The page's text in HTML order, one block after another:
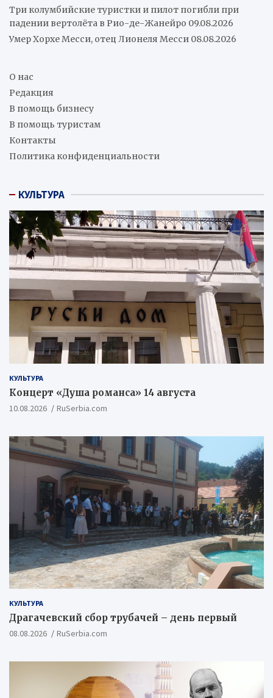
Три колумбийские туристки и пилот погибли при
падении вертолёта в Рио-де-Жанейро 09.08.2026
Умер Хорхе Месси, отец Лионеля Месси 08.08.2026
О нас
Редакция
В помощь бизнесу
В помощь туристам
Контакты
Политика конфиденциальности
КУЛЬТУРА
КУЛЬТУРА
Концерт «Душа романса» 14 августа
10.08.2026 RuSerbia.com
КУЛЬТУРА
Драгачевский сбор трубачей – день первый
08.08.2026 RuSerbia.com